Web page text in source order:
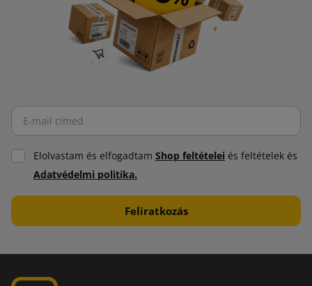
Elolvastam és elfogadtam Shop feltételei és feltételek és
Adatvédelmi politika.